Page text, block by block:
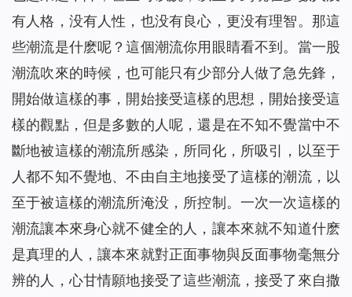
有人格，没有人性，也没有良心，更没有理智。那這
些潮流是什麽呢？這個潮流你用眼睛看不到。當一股
潮流吹來的時候，也可能只有少部分人做了急先鋒，
開始做這樣的事，開始接受這樣的思想，開始接受這
樣的觀點，但是多數的人呢，還是在不知不覺當中不
斷地被這樣的潮流所感染，所同化，所吸引，以至于
人都不知不覺地、不由自主地接受了這樣的潮流，以
至于被這樣的潮流所淹没，所控制。一次一次這樣的
潮流讓本來身心就不健全的人，讓本來就不知道什麽
是真理的人，讓本來就對正面事物與反面事物毫無分
辨的人，心甘情願地接受了這些潮流，接受了來自撒